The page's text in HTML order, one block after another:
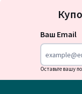
Каштановый
6 персоны
Ваш Email
Оставьте вашу